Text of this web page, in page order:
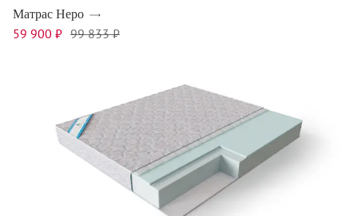
Матрас Неро
59 900 ₽ 99 833 ₽